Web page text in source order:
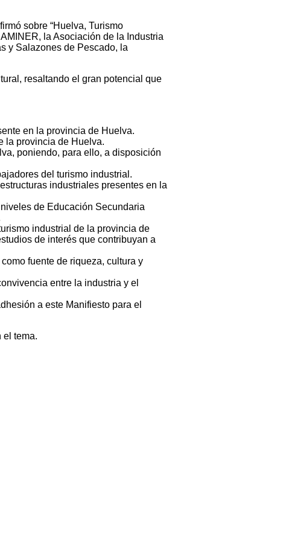
sobre “Huelva, Turismo
la Asociación de la Industria
y Salazones de Pescado, la
resaltando el gran potencial que
en la provincia de Huelva.
la provincia de Huelva.
poniendo, para ello, a disposición
del turismo industrial.
industriales presentes en la
de Educación Secundaria
industrial de la provincia de
de interés que contribuyan a
fuente de riqueza, cultura y
entre la industria y el
a este Manifiesto para el
el tema.